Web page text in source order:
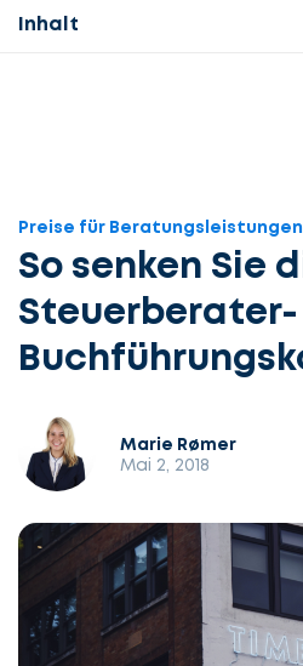
Inhalt
Preise für Beratungsleistungen
So senken Sie
Steuerberater-
Marie Rømer
Mai 2, 2018